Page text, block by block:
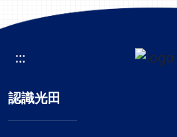
TFCC修補手術臨床成果投稿，
Volume）刊登，透過改良式的腕
術，能讓患者在手術後的疼痛，
進步，不僅能恢復日常生活功能
場，甚至連拳擊等激烈運動的選
治療，EPA組在減少每月偏頭
度、緩解焦慮和憂鬱症狀，以及
標，全部都顯著優於安慰劑組，
中的多元不飽和脂肪酸 (Omega-
臟機能檢查。經肝膽腸胃科進
先生把握治療黃金期，至一般外
手臂肝臟切除術」。王先生在診
原者，且已發展為慢性B型肝炎
:::
認識光田